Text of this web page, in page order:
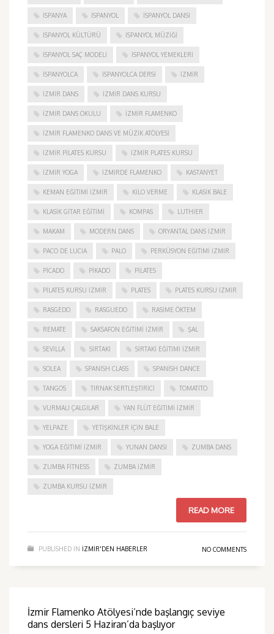
ISPANYA İSPANYOL İSPANYOL DANSI
İSPANYOL KÜLTÜRÜ İSPANYOL MÜZIĞI
İSPANYOL SAÇ MODELI İSPANYOL YEMEKLERI
İSPANYOLCA İSPANYOLCA DERSI IZMIR
IZMIR DANS IZMIR DANS KURSU
IZMIR DANS OKULU IZMIR FLAMENKO
İZMIR FLAMENKO DANS VE MÜZIK ATÖLYESI
İZMIR PILATES KURSU İZMIR PLATES KURSU
İZMIR YOGA IZMIRDE FLAMENKO KASTANYET
KEMAN EĞITIMI İZMIR KILO VERME KLASIK BALE
KLASIK GITAR EĞITIMI KOMPAS LUTHIER
MAKAM MODERN DANS ORYANTAL DANS İZMIR
PACO DE LUCIA PALO PERKÜSYON EĞITIMI İZMIR
PICADO PIKADO PILATES
PILATES KURSU İZMIR PLATES PLATES KURSU İZMIR
RASGEDO RASGUEDO RASIME ÖKTEM
REMATE SAKSAFON EĞITIMI İZMIR ŞAL
SEVILLA SIRTAKI SIRTAKI EĞITIMI İZMIR
SOLEA SPANISH CLASS SPANISH DANCE
TANGOS TIRNAK SERTLEŞTIRICI TOMATITO
VURMALI ÇALGILAR YAN FLÜT EĞITIMI İZMIR
YELPAZE YETIŞKINLER IÇIN BALE
YOGA EĞITIMI İZMIR YUNAN DANSI ZUMBA DANS
ZUMBA FITNESS ZUMBA İZMIR
ZUMBA KURSU İZMIR
READ MORE
PUBLISHED IN IZMIR'DEN HABERLER NO COMMENTS
İzmir Flamenko Atölyesi’nde başlangıç seviye
dans dersleri 5 Haziran’da başlıyor